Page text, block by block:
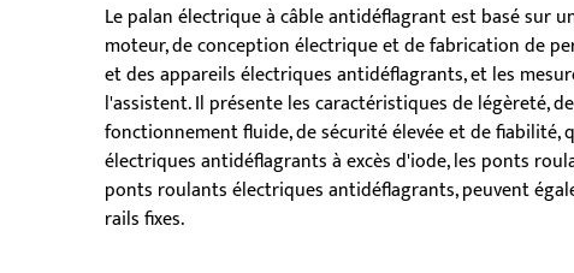
Le palan électrique à câble antidéflagrant est basé sur
moteur, de conception électrique et de fabrication de
et des appareils électriques antidéflagrants, et les
l'assistent. Il présente les caractéristiques de légèreté,
fonctionnement fluide, de sécurité élevée et de
électriques antidéflagrants à excès d'iode, les ponts
ponts roulants électriques antidéflagrants, peuvent
rails fixes.